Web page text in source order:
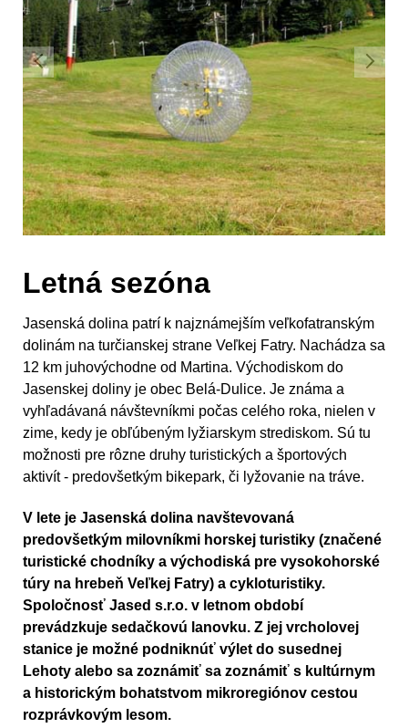
Letná sezóna
Jasenská dolina patrí k najznámejším veľkofatranským
dolinám na turčianskej strane Veľkej Fatry. Nachádza sa
12 km juhovýchodne od Martina. Východiskom do
Jasenskej doliny je obec Belá-Dulice. Je známa a
vyhľadávaná návštevníkmi počas celého roka, nielen v
zime, kedy je obľúbeným lyžiarskym strediskom. Sú tu
možnosti pre rôzne druhy turistických a športových
aktivít - predovšetkým bikepark, či lyžovanie na tráve.
V lete je Jasenská dolina navštevovaná
predovšetkým milovníkmi horskej turistiky (značené
turistické chodníky a východiská pre vysokohorské
túry na hrebeň Veľkej Fatry) a cykloturistiky.
Spoločnosť Jased s.r.o. v letnom období
prevádzkuje sedačkovú lanovku. Z jej vrcholovej
stanice je možné podniknúť výlet do susednej
Lehoty alebo sa zoznámiť sa zoznámiť s kultúrnym
a historickým bohatstvom mikroregiónov cestou
rozprávkovým lesom.